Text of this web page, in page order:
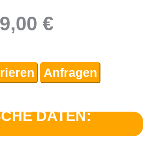
€
Anfragen
DATEN: